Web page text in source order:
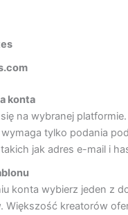
konta
na wybranej
tylko podania
jak adres e-mail i
konta wybierz jeden z
Większość kreatorów